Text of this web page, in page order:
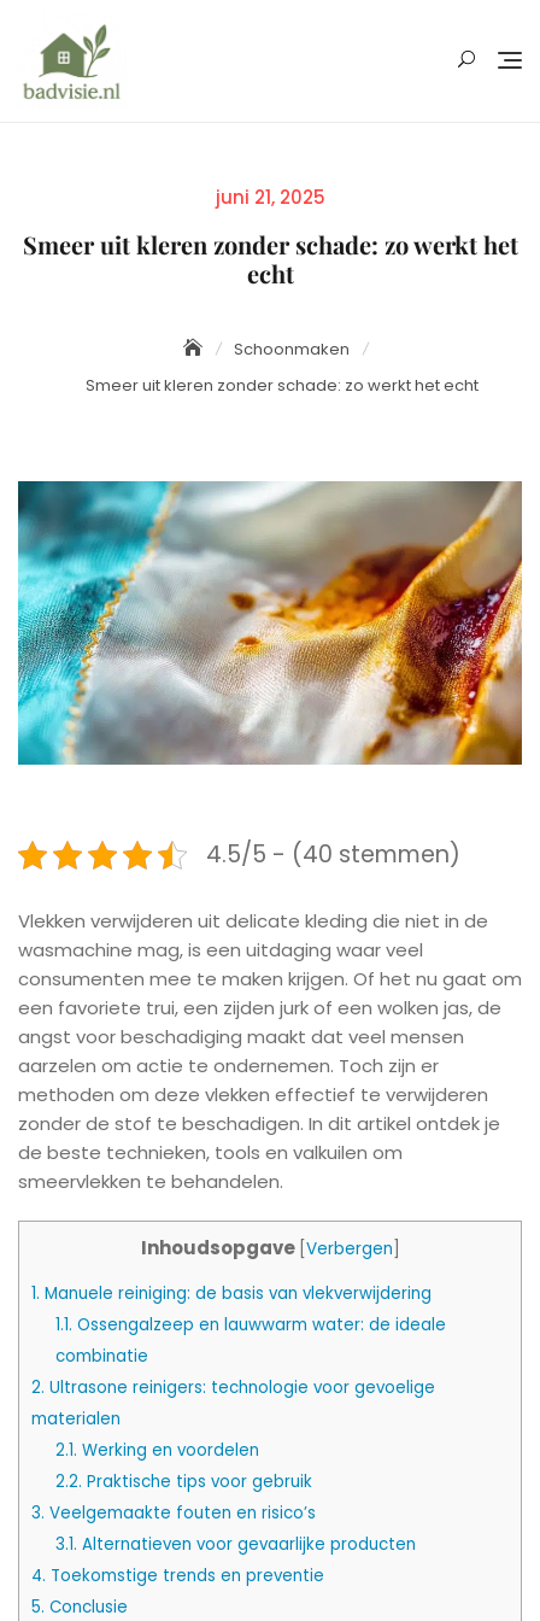
content
Posted
juni 21, 2025
Smeer uit kleren zonder schade: zo werkt het
echt
Schoonmaken
Smeer uit kleren zonder schade: zo werkt het echt
4.5/5 - (40 stemmen)
Vlekken verwijderen uit delicate kleding die niet in de
wasmachine mag, is een uitdaging waar veel
consumenten mee te maken krijgen. Of het nu gaat om
een favoriete trui, een zijden jurk of een wolken jas, de
angst voor beschadiging maakt dat veel mensen
aarzelen om actie te ondernemen. Toch zijn er
methoden om deze vlekken effectief te verwijderen
zonder de stof te beschadigen. In dit artikel ontdek je
de beste technieken, tools en valkuilen om
smeervlekken te behandelen.
Inhoudsopgave Verbergen
1. Manuele reiniging: de basis van vlekverwijdering
1.1. Ossengalzeep en lauwwarm water: de ideale
combinatie
2. Ultrasone reinigers: technologie voor gevoelige
materialen
2.1. Werking en voordelen
2.2. Praktische tips voor gebruik
3. Veelgemaakte fouten en risico’s
3.1. Alternatieven voor gevaarlijke producten
4. Toekomstige trends en preventie
5. Conclusie